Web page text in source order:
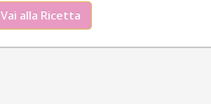
Vai alla Ricetta